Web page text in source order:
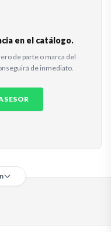
en el catálogo.
de parte o marca del
de inmediato.